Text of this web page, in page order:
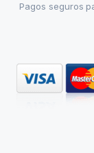
Pagos seguros